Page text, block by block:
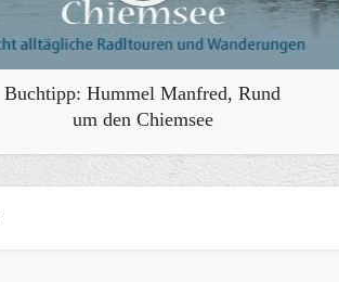
Buchtipp: Hummel Manfred, Rund
um den Chiemsee